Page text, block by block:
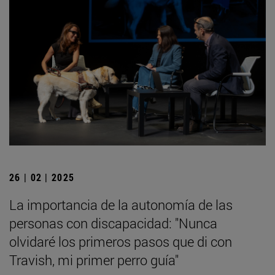
26 | 02 | 2025
La importancia de la autonomía de las
personas con discapacidad: "Nunca
olvidaré los primeros pasos que di con
Travish, mi primer perro guía"